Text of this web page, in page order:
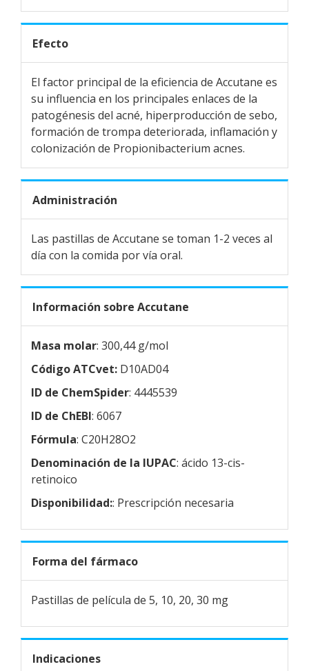
Efecto
El factor principal de la eficiencia de Accutane es
su influencia en los principales enlaces de la
patogénesis del acné, hiperproducción de sebo,
formación de trompa deteriorada, inflamación y
colonización de Propionibacterium acnes.
Administración
Las pastillas de Accutane se toman 1-2 veces al
día con la comida por vía oral.
Información sobre Accutane
Masa molar: 300,44 g/mol
Código ATCvet: D10AD04
ID de ChemSpider: 4445539
ID de ChEBI: 6067
Fórmula: C20H28O2
Denominación de la IUPAC: ácido 13-cis-
retinoico
Disponibilidad:: Prescripción necesaria
Forma del fármaco
Pastillas de película de 5, 10, 20, 30 mg
Indicaciones